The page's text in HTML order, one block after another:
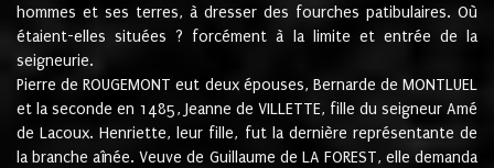
hommes et ses terres, à dresser des fourches patibulaires. Où
étaient-elles situées ? forcément à la limite et entrée de la
seigneurie.
Pierre de ROUGEMONT eut deux épouses, Bernarde de MONTLUEL
et la seconde en 1485, Jeanne de VILLETTE, fille du seigneur Amé
de Lacoux. Henriette, leur fille, fut la dernière représentante de
la branche aînée. Veuve de Guillaume de LA FOREST, elle demanda